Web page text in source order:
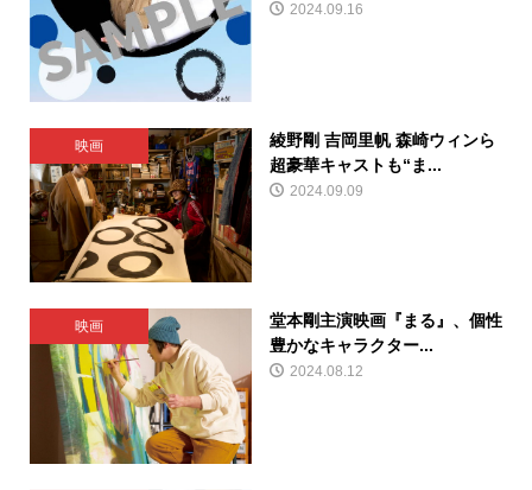
2024.09.16
映画
綾野剛 吉岡里帆 森崎ウィンら
超豪華キャストも“ま...
2024.09.09
映画
堂本剛主演映画『まる』、個性
豊かなキャラクター...
2024.08.12